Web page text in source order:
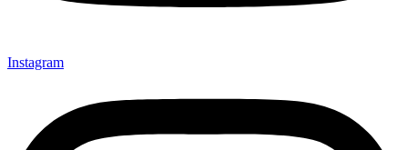
Instagram